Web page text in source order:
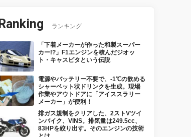
Ranking ランキング
「下着メーカーが作った和製スーパー
カー!?」F1エンジンを積んだジオッ
ト・キャスピタという伝説
電源やバッテリー不要で、-1℃の飲める
シャーベット状ドリンクを生成。現場
作業やアウトドアに「アイススラリー
メーカー」が便利！
排ガス規制をクリアした、2ストVツイ
ンバイク、VINS。排気量は249.5cc、
83HPを絞り出す。そのエンジンの技術